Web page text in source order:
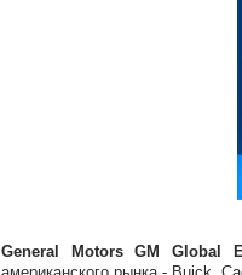
General Motors GM Global